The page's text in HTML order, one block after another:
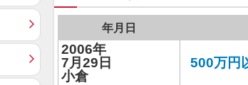
年月日
2006年
7月29日
小倉
500万円